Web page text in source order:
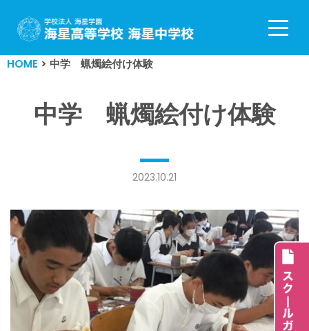
コ
ン
テ
HOME > 中学 蝋燭絵付け体験
中学 蝋燭絵付け体験
2023.10.21